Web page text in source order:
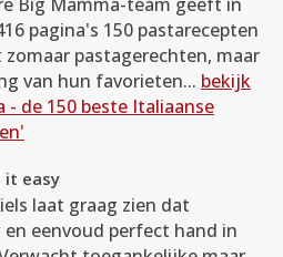
pagina's 150 pastarecepten
zomaar pastagerechten, maar
van hun favorieten... bekijk
- de 150 beste Italiaanse
it easy
laat graag zien dat
eenvoud perfect hand in